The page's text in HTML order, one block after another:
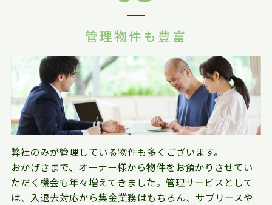
管理物件も豊富
弊社のみが管理している物件も多くございます。
おかげさまで、オーナー様から物件をお預かりさせてい
ただく機会も年々増えてきました。管理サービスとして
は、入退去対応から集金業務はもちろん、サブリースや